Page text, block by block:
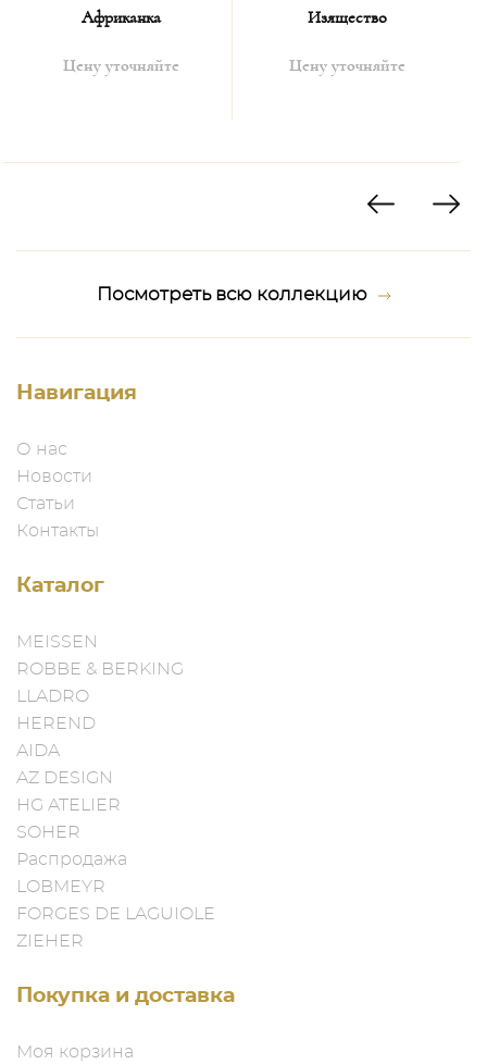
Африканка
Цену уточняйте
Изящество
Цену уточняйте
Посмотреть всю коллекцию
Навигация
О нас
Новости
Статьи
Контакты
Каталог
MEISSEN
ROBBE & BERKING
LLADRO
HEREND
AIDA
AZ DESIGN
HG ATELIER
SOHER
Распродажа
LOBMEYR
FORGES DE LAGUIOLE
ZIEHER
Покупка и доставка
Моя корзина